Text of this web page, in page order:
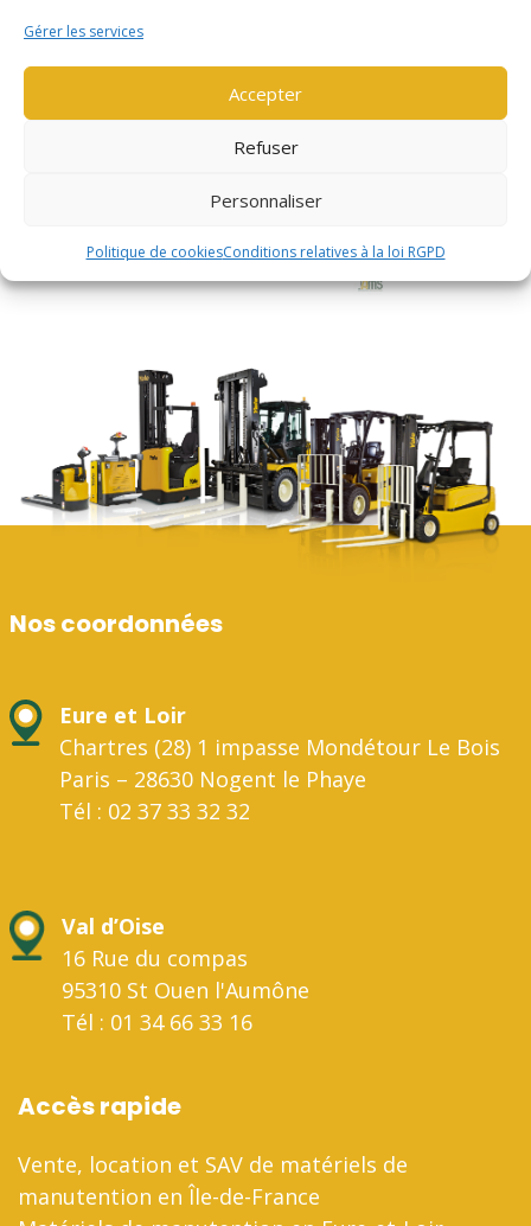
Gérer les services
Accepter
Refuser
Personnaliser
Politique de cookiesConditions relatives à la loi RGPD
Nos coordonnées
Eure et Loir
Chartres (28) 1 impasse Mondétour Le Bois
Paris – 28630 Nogent le Phaye
Tél : 02 37 33 32 32
Val d’Oise
16 Rue du compas
95310 St Ouen l'Aumône
Tél : 01 34 66 33 16
Accès rapide
Vente, location et SAV de matériels de
manutention en Île-de-France